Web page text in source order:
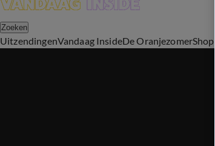
Zoeken
UitzendingenVandaag InsideDe OranjezomerShop